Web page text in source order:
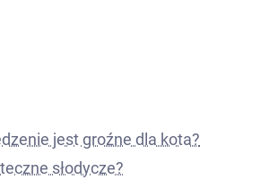
jest groźne dla kota?
słodycze?